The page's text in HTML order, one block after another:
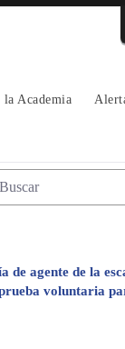
la Academia
web
agente de la
voluntaria